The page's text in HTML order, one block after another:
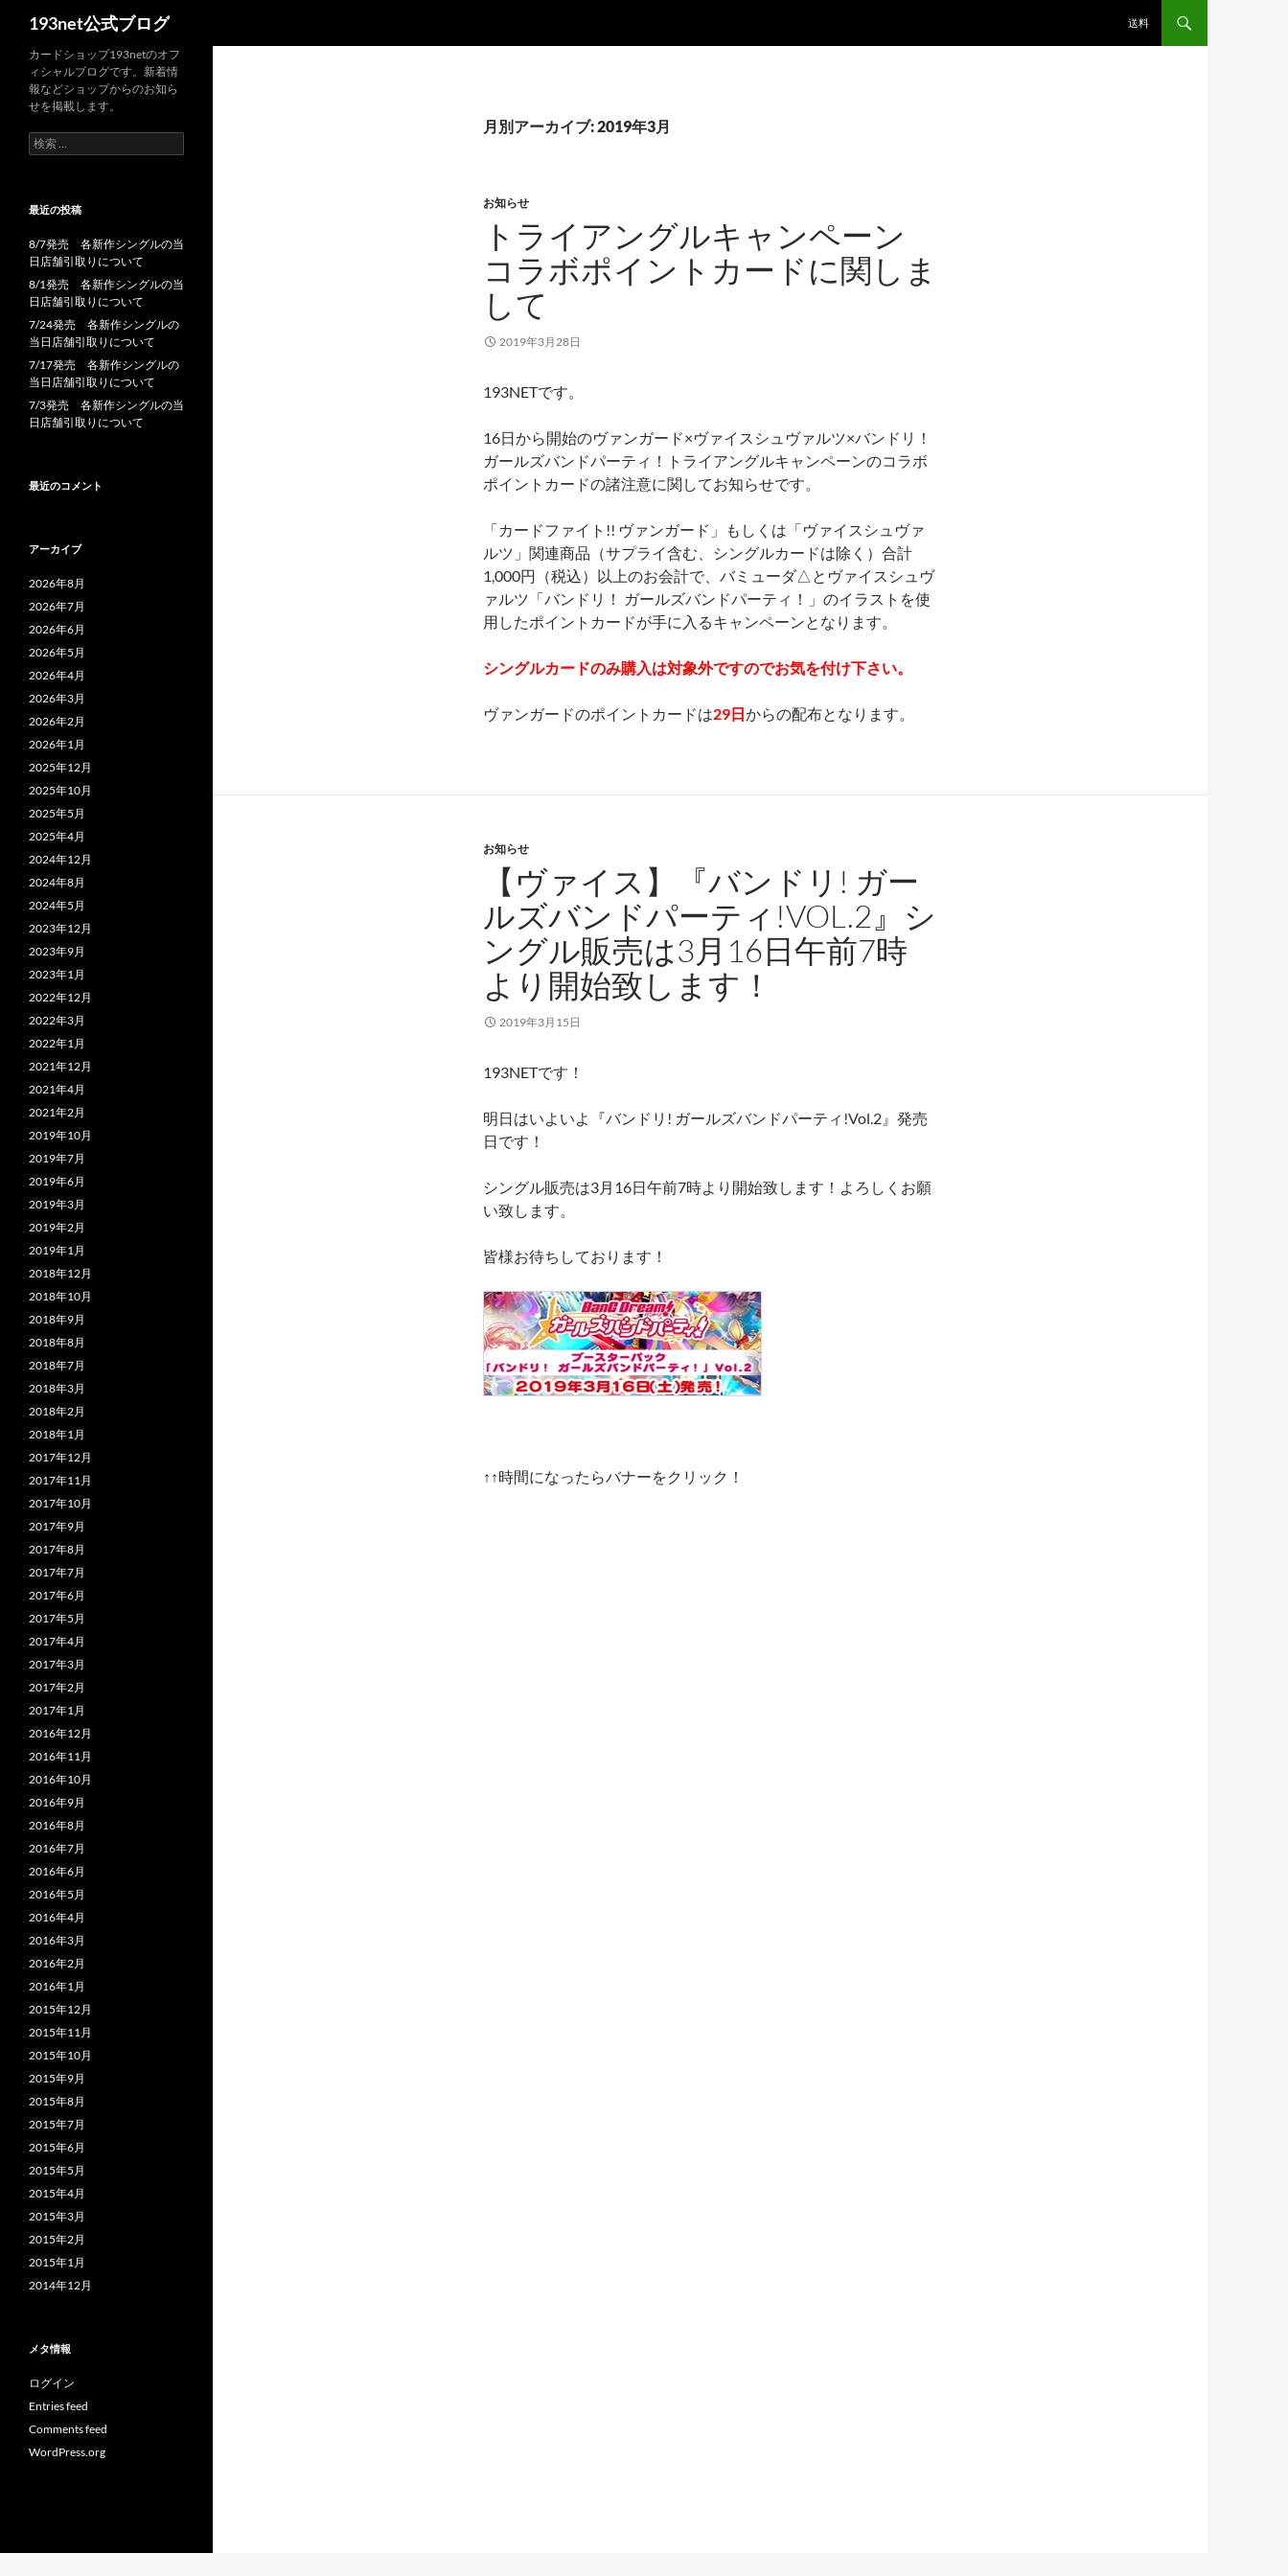
193net公式ブログ 送料
月別アーカイブ: 2019年3月
お知らせ
トライアングルキャンペーン
コラボポイントカードに関しま
して
2019年3月28日
193NETです。
16日から開始のヴァンガード×ヴァイスシュヴァルツ×バンドリ！
ガールズバンドパーティ！トライアングルキャンペーンのコラボ
ポイントカードの諸注意に関してお知らせです。
「カードファイト!! ヴァンガード」もしくは「ヴァイスシュヴァ
ルツ」関連商品（サプライ含む、シングルカードは除く）合計
1,000円（税込）以上のお会計で、バミューダ△とヴァイスシュヴ
ァルツ「バンドリ！ ガールズバンドパーティ！」のイラストを使
用したポイントカードが手に入るキャンペーンとなります。
シングルカードのみ購入は対象外ですのでお気を付け下さい。
ヴァンガードのポイントカードは29日からの配布となります。
お知らせ
【ヴァイス】『バンドリ! ガー
ルズバンドパーティ!VOL.2』シ
ングル販売は3月16日午前7時
より開始致します！
2019年3月15日
193NETです！
明日はいよいよ『バンドリ! ガールズバンドパーティ!Vol.2』発売
日です！
シングル販売は3月16日午前7時より開始致します！よろしくお願
い致します。
皆様お待ちしております！
↑↑時間になったらバナーをクリック！
カードショップ193netのオフ
ィシャルブログです。新着情
報などショップからのお知ら
せを掲載します。
検
索:
最近の投稿
8/7発売 各新作シングルの当
日店舗引取りについて
8/1発売 各新作シングルの当
日店舗引取りについて
7/24発売 各新作シングルの
当日店舗引取りについて
7/17発売 各新作シングルの
当日店舗引取りについて
7/3発売 各新作シングルの当
日店舗引取りについて
最近のコメント
アーカイブ
2026年8月
2026年7月
2026年6月
2026年5月
2026年4月
2026年3月
2026年2月
2026年1月
2025年12月
2025年10月
2025年5月
2025年4月
2024年12月
2024年8月
2024年5月
2023年12月
2023年9月
2023年1月
2022年12月
2022年3月
2022年1月
2021年12月
2021年4月
2021年2月
2019年10月
2019年7月
2019年6月
2019年3月
2019年2月
2019年1月
2018年12月
2018年10月
2018年9月
2018年8月
2018年7月
2018年3月
2018年2月
2018年1月
2017年12月
2017年11月
2017年10月
2017年9月
2017年8月
2017年7月
2017年6月
2017年5月
2017年4月
2017年3月
2017年2月
2017年1月
2016年12月
2016年11月
2016年10月
2016年9月
2016年8月
2016年7月
2016年6月
2016年5月
2016年4月
2016年3月
2016年2月
2016年1月
2015年12月
2015年11月
2015年10月
2015年9月
2015年8月
2015年7月
2015年6月
2015年5月
2015年4月
2015年3月
2015年2月
2015年1月
2014年12月
メタ情報
ログイン
Entries feed
Comments feed
WordPress.org